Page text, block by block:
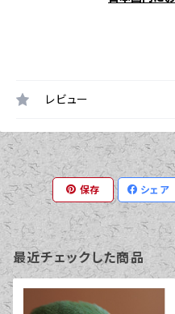
レビュー
保存 シェア
最近チェックした商品